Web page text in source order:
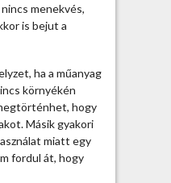
menekvés,
is bejut a
ha a műanyag
környékén
hogy
Másik gyakori
miatt egy
fordul át, hogy